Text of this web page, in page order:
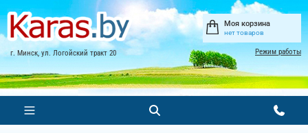
г. Минск, ул. Логойский тракт 20
Моя корзина
нет товаров
Режим работы